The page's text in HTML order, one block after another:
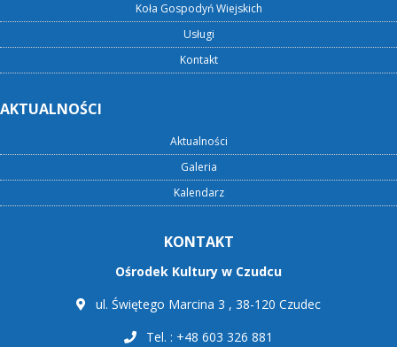
Koła Gospodyń Wiejskich
Usługi
Kontakt
AKTUALNOŚCI
Aktualności
Galeria
Kalendarz
KONTAKT
Ośrodek Kultury w Czudcu
ul. Świętego Marcina 3 , 38-120 Czudec
Tel. : +48 603 326 881